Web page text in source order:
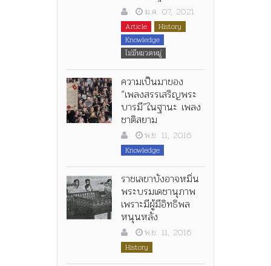
ม.ค. 07, 2021
Article
History
Knowledge
ไม่มีหมวดหมู่
ความเป็นมาของ
“เพลงสรรเสริญพระ
บารมี”ในฐานะ เพลง
ชาติสยาม
พ.ย. 11, 2016
Knowledge
ราชเลขาบังอาจหมิ่น
พระบรมเดชานุภาพ
เพราะมีผู้มีอิทธิพล
หนุนหลัง
พ.ย. 11, 2016
History